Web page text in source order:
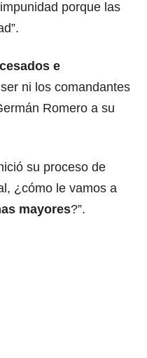
porque las
e
ni los comandantes
Romero a su
su proceso de
¿cómo le vamos a
mayores?”.